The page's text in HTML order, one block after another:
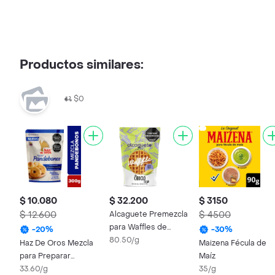
Productos similares:
$0
$ 10.080
$ 12.600
-20%
Haz De Oros Mezcla
para Preparar
Pandebono
33.60/g
$ 32.200
Alcaguete Premezcla
para Waffles de
Choclo
80.50/g
$ 3150
$ 4500
-30%
Maizena Fécula de
Maíz
35/g